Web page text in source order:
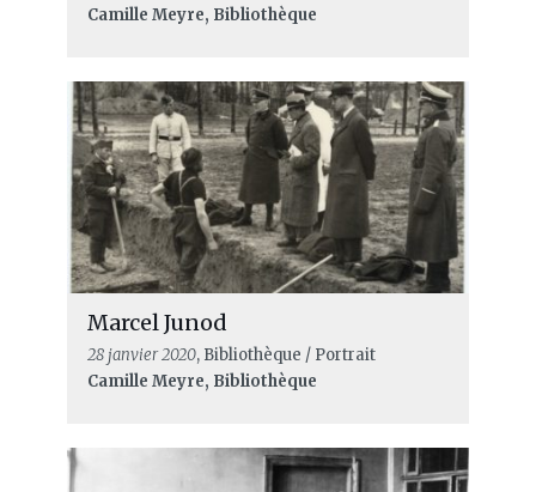
Camille Meyre, Bibliothèque
Marcel Junod
28 janvier 2020, Bibliothèque / Portrait
Camille Meyre, Bibliothèque